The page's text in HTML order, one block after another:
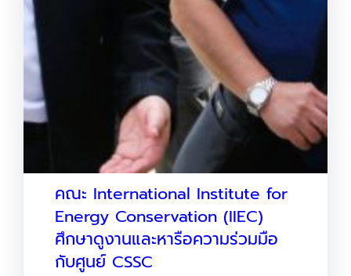
คณะ International Institute for
Energy Conservation (IIEC)
ศึกษาดูงานและหารือความร่วมมือ
กับศูนย์ CSSC